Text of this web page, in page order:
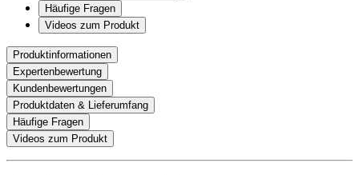
Häufige Fragen
Videos zum Produkt
Produktinformationen
Expertenbewertung
Kundenbewertungen
Produktdaten & Lieferumfang
Häufige Fragen
Videos zum Produkt